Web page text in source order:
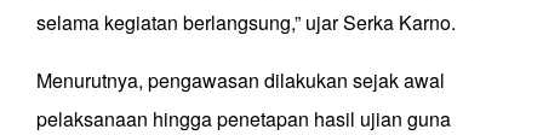
selama kegiatan berlangsung,” ujar Serka Karno.
Menurutnya, pengawasan dilakukan sejak awal
pelaksanaan hingga penetapan hasil ujian guna